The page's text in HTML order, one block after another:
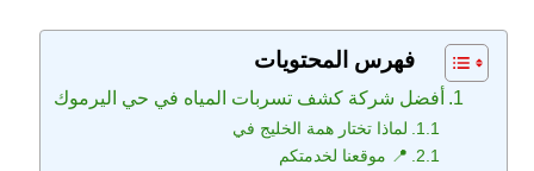
فهرس المحتويات
أفضل شركة كشف تسربات المياه في حي اليرموك
لماذا تختار همة الخليج في
📍 موقعنا لخدمتكم